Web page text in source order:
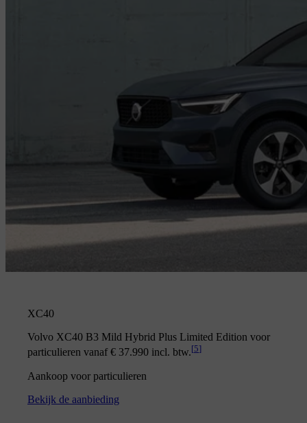
XC40
Volvo XC40 B3 Mild Hybrid Plus Limited Edition voor
particulieren vanaf € 37.990 incl. btw.[5]
Aankoop voor particulieren
Bekijk de aanbieding